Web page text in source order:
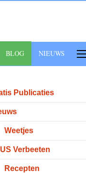
BLOG NIEUWS
blog updates
Publicaties
Weetjes
Verbeeten
Recepten